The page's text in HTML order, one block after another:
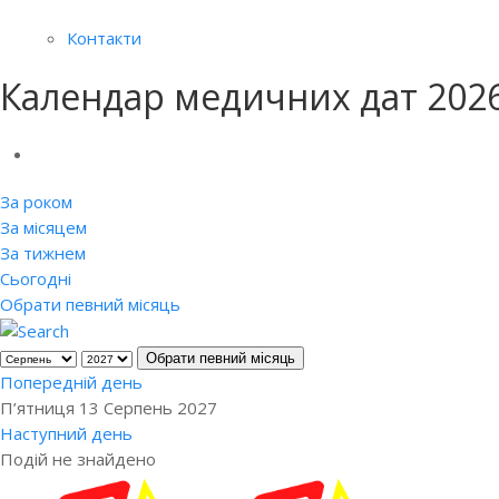
Контакти
Календар медичних дат
За роком
За місяцем
За тижнем
Сьогодні
Обрати певний місяць
Обрати певний місяць
Попередній день
П’ятниця 13 Серпень 2027
Наступний день
Подій не знайдено